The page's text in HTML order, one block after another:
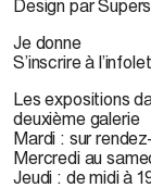
Design par
Je donne
S’inscrire à
Les expositions
deuxième galerie
Mardi : sur
Mercredi au
Jeudi : de midi à